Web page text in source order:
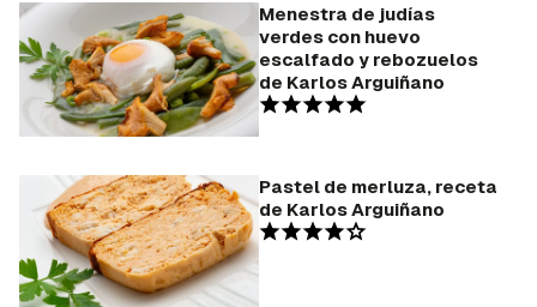
Menestra de judías
verdes con huevo
escalfado y rebozuelos
de Karlos Arguiñano
Pastel de merluza, receta
de Karlos Arguiñano